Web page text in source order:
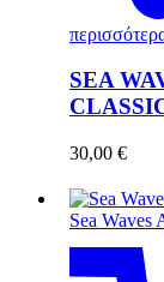
SEA
30,00 €
Sea